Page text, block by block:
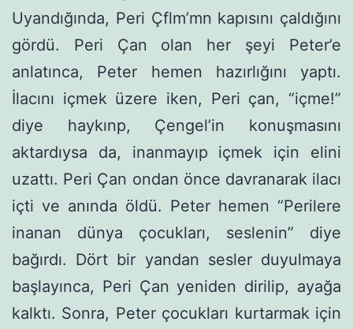
Uyandığında, Peri Çflm’mn kapısını çaldığını
gördü. Peri Çan olan her şeyi Peter’e
anlatınca, Peter hemen hazırlığını yaptı.
İlacını içmek üzere iken, Peri çan, “içme!”
diye haykınp, Çengel’in konuşmasını
aktardıysa da, inanmayıp içmek için elini
uzattı. Peri Çan ondan önce davra­narak ilacı
içti ve anında öldü. Peter hemen “Perilere
inanan dünya çocukları, seslenin” diye
bağırdı. Dört bir yandan sesler duyulmaya
başlayınca, Peri Çan yeniden dirilip, ayağa
kalktı. Sonra, Peter çocukları kurtarmak için